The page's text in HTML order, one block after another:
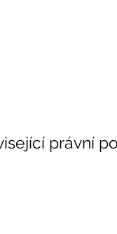
právní